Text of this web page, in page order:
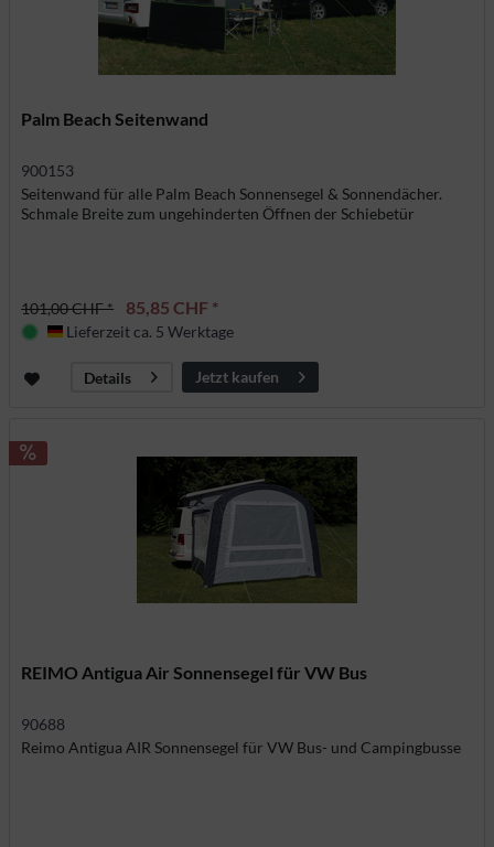
Palm Beach Seitenwand
900153
Seitenwand für alle Palm Beach Sonnensegel & Sonnendächer.
Schmale Breite zum ungehinderten Öffnen der Schiebetür
101,00 CHF * 85,85 CHF *
Deutschland
Lieferzeit ca. 5 Werktage
Details Jetzt kaufen
REIMO Antigua Air Sonnensegel für VW Bus
90688
Reimo Antigua AIR Sonnensegel für VW Bus- und Campingbusse